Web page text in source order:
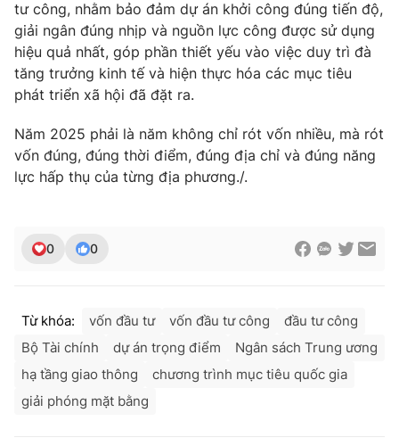
tư công, nhằm bảo đảm dự án khởi công đúng tiến độ,
giải ngân đúng nhịp và nguồn lực công được sử dụng
hiệu quả nhất, góp phần thiết yếu vào việc duy trì đà
tăng trưởng kinh tế và hiện thực hóa các mục tiêu
phát triển xã hội đã đặt ra.
Năm 2025 phải là năm không chỉ rót vốn nhiều, mà rót
vốn đúng, đúng thời điểm, đúng địa chỉ và đúng năng
lực hấp thụ của từng địa phương./.
0 0
Từ khóa: vốn đầu tư vốn đầu tư công
đầu tư công
Bộ Tài chính
dự án trọng điểm
Ngân sách Trung ương
hạ tầng giao thông
chương trình mục tiêu quốc gia
giải phóng mặt bằng